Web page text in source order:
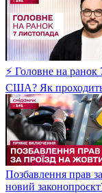
⚡ Головне на
США? Як проходить
Позбавлення прав
новий